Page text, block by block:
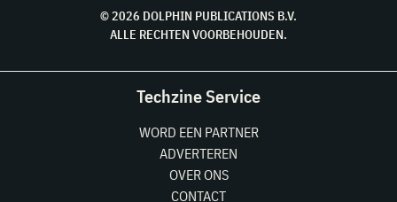
© 2026 DOLPHIN PUBLICATIONS B.V.
ALLE RECHTEN VOORBEHOUDEN.
Techzine Service
WORD EEN PARTNER
ADVERTEREN
OVER ONS
CONTACT